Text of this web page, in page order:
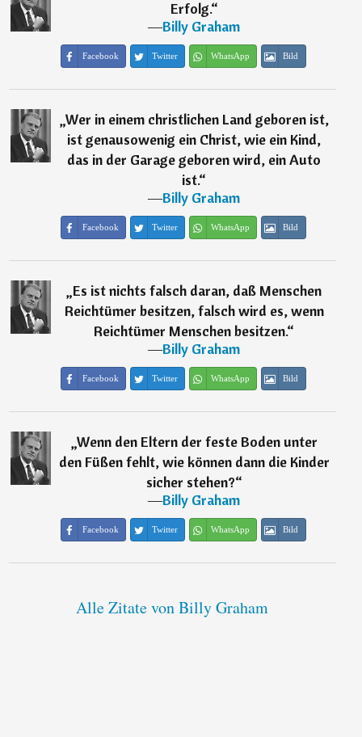
Erfolg.“
―Billy Graham
Facebook Twitter WhatsApp Bild
„Wer in einem christlichen Land geboren ist,
ist genausowenig ein Christ, wie ein Kind,
das in der Garage geboren wird, ein Auto
ist.“
―Billy Graham
Facebook Twitter WhatsApp Bild
„Es ist nichts falsch daran, daß Menschen
Reichtümer besitzen, falsch wird es, wenn
Reichtümer Menschen besitzen.“
―Billy Graham
Facebook Twitter WhatsApp Bild
„Wenn den Eltern der feste Boden unter
den Füßen fehlt, wie können dann die Kinder
sicher stehen?“
―Billy Graham
Facebook Twitter WhatsApp Bild
Alle Zitate von Billy Graham